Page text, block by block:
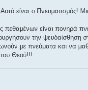
είναι ο Πνευματισμός!
πεθαμένων είναι πονηρά
την ψευδαίσθηση
με πνεύματα και να
Θεού!!!